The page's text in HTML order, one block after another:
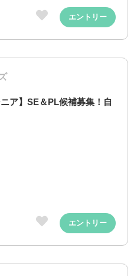
エントリー
ア】SE＆PL候補募集！自
エントリー